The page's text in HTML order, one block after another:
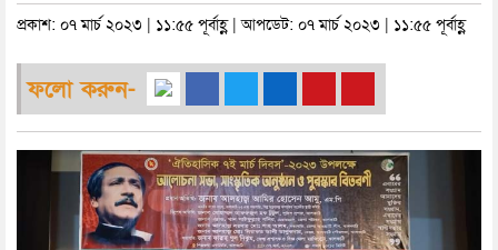
প্রকাশ: ০৭ মার্চ ২০২৩ | ১১:৫৫ পূর্বাহ্ণ | আপডেট: ০৭ মার্চ ২০২৩ | ১১:৫৫ পূর্বাহ্ণ
ফলো করুন-